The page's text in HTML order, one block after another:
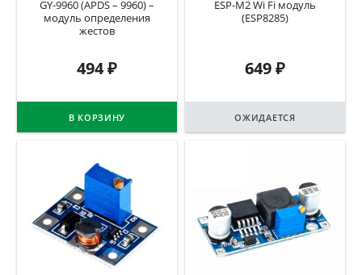
GY-9960 (APDS – 9960) –
модуль определения
жестов
494₽
В КОРЗИНУ
ESP-M2 Wi Fi модуль
(ESP8285)
649₽
ОЖИДАЕТСЯ